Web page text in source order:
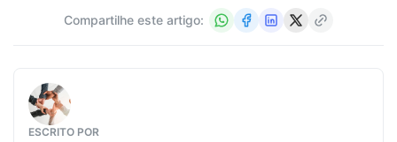
Compartilhe este artigo:
ESCRITO POR